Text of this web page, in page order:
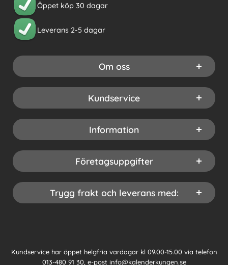
Öppet köp 30 dagar
Leverans 2-5 dagar
Om oss
Kundservice
Information
Företagsuppgifter
Trygg frakt och leverans med:
Kundservice har öppet helgfria vardagar kl 09.00-15.00 via telefon
013-480 91 30, e-post info@kalenderkungen.se